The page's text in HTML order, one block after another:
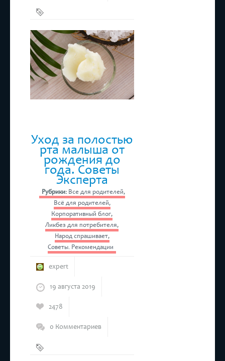
масло
Уход за полостью
рта малыша от
рождения до
года. Советы
Эксперта
Рубрики: Все для родителей,
Всё для родителей,
Корпоративный блог,
Ликбез для потребителя,
Народ спрашивает,
Советы. Рекомендации
expert
19 августа 2019
2478
0 Комментариев